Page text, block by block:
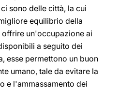
sono delle città, la cui
equilibrio della
un'occupazione ai
a seguito dei
esse permettono un buon
umano, tale da evitare la
e l'ammassamento dei